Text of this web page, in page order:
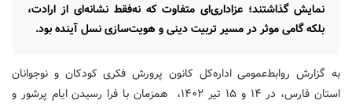
نمایش گذاشتند؛ عزاداری‌ای متفاوت که نه‌فقط نشانه‌ای از ارادت،
بلکه گامی موثر در مسیر تربیت دینی و هویت‌سازی نسل آینده بود.
به گزارش روابط‌عمومی اداره‌کل کانون پرورش فکری کودکان و نوجوانان
استان فارس، در ۱۴ و ۱۵ تیر ۱۴۰۲، همزمان با فرا رسیدن ایام پرشور و